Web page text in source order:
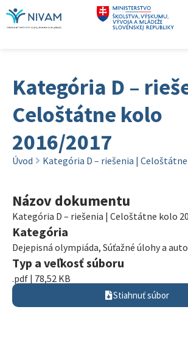
Kategória D –
Celoštátne kolo
2016/2017
Úvod Kategória D – riešenia |
Názov dokumentu
Kategória D – riešenia | Celoštátne kolo
Kategória
Dejepisná olympiáda, Súťažné úlohy a
Typ a veľkosť súboru
.pdf | 78,52 KB
Stiahnuť súbor